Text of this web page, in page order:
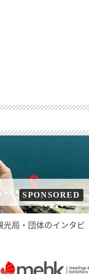
SPONSORED
局・団体のインタビ